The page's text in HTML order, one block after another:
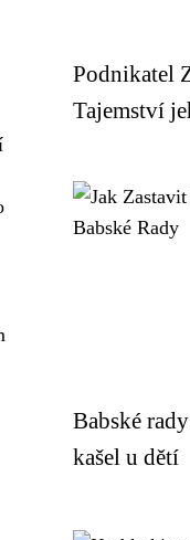
Podnikatel
Tajemství
Babské
kašel u dětí